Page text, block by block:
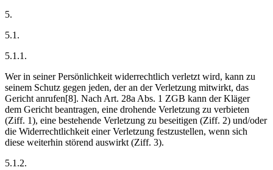
5.
5.1.
5.1.1.
Wer in seiner Persönlichkeit widerrechtlich verletzt wird, kann zu
seinem Schutz gegen jeden, der an der Verletzung mitwirkt, das
Gericht anrufen[8]. Nach Art. 28a Abs. 1 ZGB kann der Kläger
dem Gericht beantragen, eine drohende Verletzung zu verbieten
(Ziff. 1), eine bestehende Verletzung zu beseitigen (Ziff. 2) und/oder
die Widerrechtlichkeit einer Verletzung festzustellen, wenn sich
diese weiterhin störend auswirkt (Ziff. 3).
5.1.2.